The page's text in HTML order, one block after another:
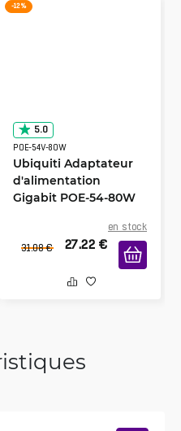
-12 %
5.0
POE-54V-80W
Ubiquiti Adaptateur
d'alimentation
Gigabit POE-54-80W
en stock
31.08 € 27.22 €